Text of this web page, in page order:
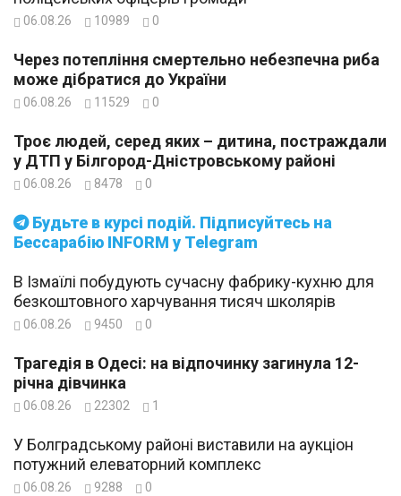
Будьте в курсі подій. Підписуйтесь на
Бессарабію INFORM у Telegram
06.08.26 10989 0
Через потепління смертельно небезпечна риба
може дібратися до України
06.08.26 11529 0
Троє людей, серед яких – дитина, постраждали
у ДТП у Білгород-Дністровському районі
06.08.26 8478 0
В Ізмаїлі побудують сучасну фабрику-кухню для
безкоштовного харчування тисяч школярів
06.08.26 9450 0
Трагедія в Одесі: на відпочинку загинула 12-
річна дівчинка
06.08.26 22302 1
У Болградському районі виставили на аукціон
потужний елеваторний комплекс
06.08.26 9288 0